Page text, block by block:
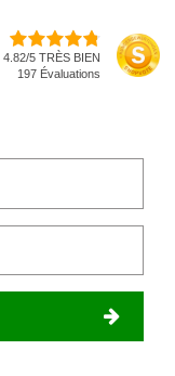
4.82/5 TRÈS BIEN
197 Évaluations